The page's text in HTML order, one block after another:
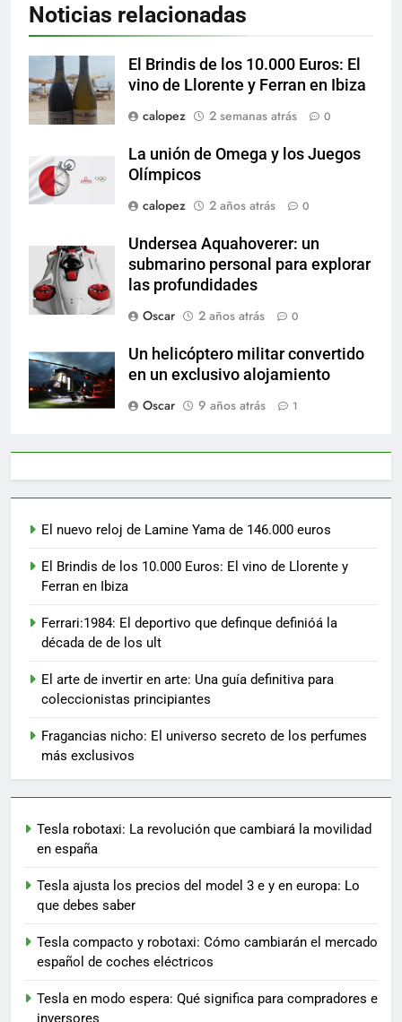
Noticias relacionadas
El Brindis de los 10.000 Euros: El
vino de Llorente y Ferran en Ibiza
calopez
2 semanas atrás 0
La unión de Omega y los Juegos
Olímpicos
calopez
2 años atrás 0
Undersea Aquahoverer: un
submarino personal para explorar
las profundidades
Oscar
2 años atrás 0
Un helicóptero militar convertido
en un exclusivo alojamiento
Oscar
9 años atrás 1
El nuevo reloj de Lamine Yama de 146.000 euros
El Brindis de los 10.000 Euros: El vino de Llorente y
Ferran en Ibiza
Ferrari:1984: El deportivo que definque definióá la
década de de los ult
El arte de invertir en arte: Una guía definitiva para
coleccionistas principiantes
Fragancias nicho: El universo secreto de los perfumes
más exclusivos
Tesla robotaxi: La revolución que cambiará la movilidad
en españa
Tesla ajusta los precios del model 3 e y en europa: Lo
que debes saber
Tesla compacto y robotaxi: Cómo cambiarán el mercado
español de coches eléctricos
Tesla en modo espera: Qué significa para compradores e
inversores